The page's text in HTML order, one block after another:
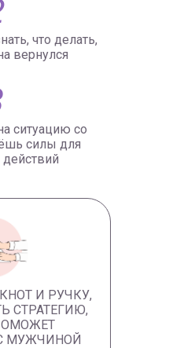
что делать,
вернулся
ситуацию со
силы для
И РУЧКУ,
СТРАТЕГИЮ,
МУЖЧИНОЙ